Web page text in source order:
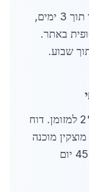
אופציונלי: התקנה על ידי צוות מוסמך תוך 3 ימים,
סופית באתר.
תוך שבוע.
תשלום סופי ב-30 יום, עם הנחות 2% למזומן. דוח
מוכנה
לשימוש מלא. לוח זמנים: סגירה תוך 45 יום